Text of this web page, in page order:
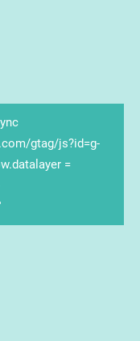
gtag/js?id=g-
=